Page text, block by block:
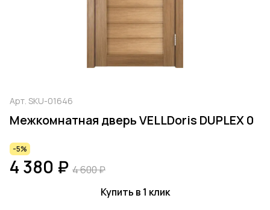
Арт. SKU-01646
Межкомнатная дверь VELLDoris DUPLEX 0
-5%
4 380 ₽ 4 600 ₽
Купить в 1 клик